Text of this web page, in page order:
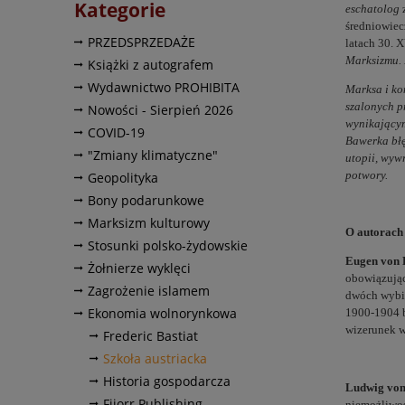
Kategorie
PRZEDSPRZEDAŻE
Książki z autografem
Wydawnictwo PROHIBITA
Nowości - Sierpień 2026
COVID-19
"Zmiany klimatyczne"
Geopolityka
Bony podarunkowe
Marksizm kulturowy
Stosunki polsko-żydowskie
Żołnierze wyklęci
Zagrożenie islamem
Ekonomia wolnorynkowa
Frederic Bastiat
Szkoła austriacka
Historia gospodarcza
eschatolog
latach 30.
Marksa i
szalonych
Bawerka
utopii,
potwory.
O autorach
Eugen von
dwóch
1900-1904
wizerunek
Ludwig